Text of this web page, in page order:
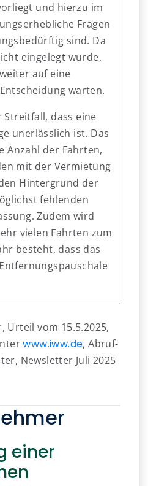
und hierzu im
Fragen
sind. Da
eingelegt wurde,
auf eine
warten.
dass eine
unerlässlich ist. Das
Anzahl der Fahrten,
mit der Vermietung
Hintergrund der
fehlenden
Zudem wird
vielen Fahrten zum
besteht, dass das
Urteil vom 15.5.2025,
www.iww.de, Abruf-
Newsletter Juli 2025
einer